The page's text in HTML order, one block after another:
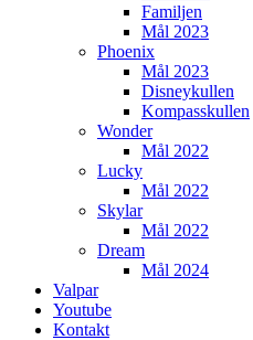
Familjen
Mål 2023
Phoenix
Mål 2023
Disneykullen
Kompasskullen
Wonder
Mål 2022
Lucky
Mål 2022
Skylar
Mål 2022
Dream
Mål 2024
Valpar
Youtube
Kontakt